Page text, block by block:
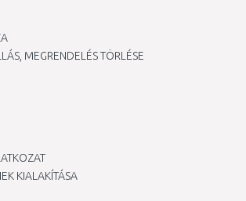
MEGRENDELÉS TÖRLÉSE
KIALAKÍTÁSA